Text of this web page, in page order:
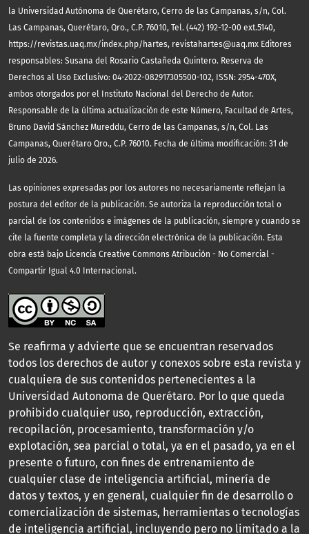
la Universidad Autónoma de Querétaro, Cerro de las Campanas, s/n, Col.
Las Campanas, Querétaro, Qro., C.P. 76010, Tel. (442) 192-12-00 ext.5140,
https://revistas.uaq.mx/index.php/hartes, revistahartes@uaq.mx Editores
responsables: Susana del Rosario Castañeda Quintero. Reserva de
Derechos al Uso Exclusivo: 04-2022-082917305500-102, ISSN: 2954-470X,
ambos otorgados por el Instituto Nacional del Derecho de Autor.
Responsable de la última actualización de este Número, Facultad de Artes,
Bruno David Sánchez Mureddu, Cerro de las Campanas, s/n, Col. Las
Campanas, Querétaro Qro., C.P. 76010. Fecha de última modificación: 31 de
julio de 2026.
Las opiniones expresadas por los autores no necesariamente reflejan la
postura del editor de la publicación. Se autoriza la reproducción total o
parcial de los contenidos e imágenes de la publicación, siempre y cuando se
cite la fuente completa y la dirección electrónica de la publicación. Esta
obra está bajo Licencia Creative Commons Atribución - No Comercial -
Compartir Igual 4.0 Internacional.
Se reafirma y advierte que se encuentran reservados
todos los derechos de autor y conexos sobre esta revista y
cualquiera de sus contenidos pertenecientes a la
Universidad Autonoma de Querétaro. Por lo que queda
prohibido cualquier uso, reproducción, extracción,
recopilación, procesamiento, transformación y/o
explotación, sea parcial o total, ya en el pasado, ya en el
presente o futuro, con fines de entrenamiento de
cualquier clase de inteligencia artificial, minería de
datos y textos, y en general, cualquier fin de desarrollo o
comercialización de sistemas, herramientas o tecnologías
de inteligencia artificial, incluyendo pero no limitado a la